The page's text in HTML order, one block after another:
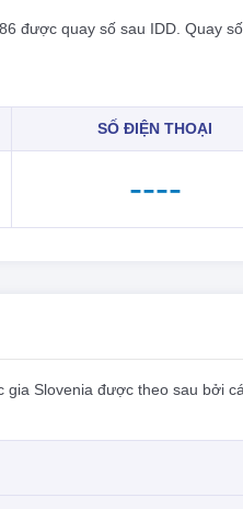
được quay số sau IDD. Quay
SỐ ĐIỆN THOẠI
----
gia Slovenia được theo sau bởi